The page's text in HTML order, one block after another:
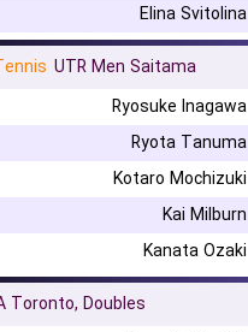
Elina Svitolina
UTR Men Saitama
Ryosuke Inagawa
Ryota Tanuma
Kotaro Mochizuki
Kai Milburn
Kanata Ozaki
Toronto, Doubles